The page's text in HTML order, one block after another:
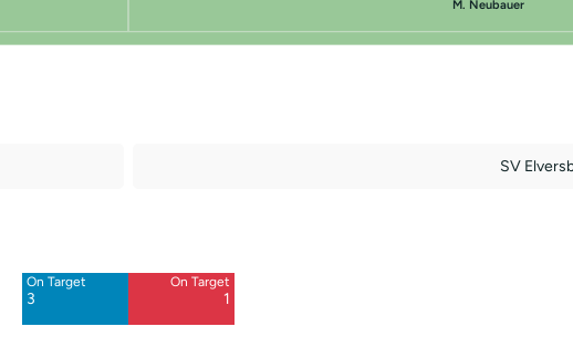
M. Neubauer
SV
On Target
3
On Target
1